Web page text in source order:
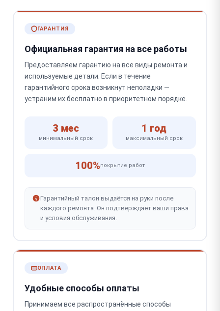
ГАРАНТИЯ
Официальная гарантия на все работы
Предоставляем гарантию на все виды ремонта и
используемые детали. Если в течение
гарантийного срока возникнут неполадки —
устраним их бесплатно в приоритетном порядке.
3 мес
минимальный срок
1 год
максимальный срок
100%покрытие работ
Гарантийный талон выдаётся на руки после
каждого ремонта. Он подтверждает ваши права
и условия обслуживания.
ОПЛАТА
Удобные способы оплаты
Принимаем все распространённые способы